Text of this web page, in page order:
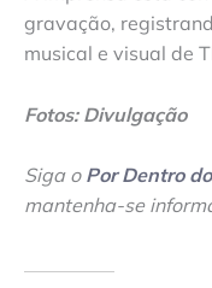
gravação,
musical e visual de
Fotos: Divulgação
Siga o Por Dentro
mantenha-se